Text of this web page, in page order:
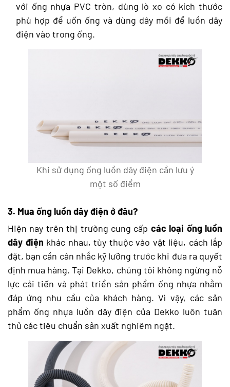
với ống nhựa PVC tròn, dùng lò xo có kích thước
phù hợp để uốn ống và dùng dây mồi để luồn dây
điện vào trong ống.
Khi sử dụng ống luồn dây điện cần lưu ý
một số điểm
3. Mua ống luồn dây điện ở đâu?
Hiện nay trên thị trường cung cấp các loại ống luồn
dây điện khác nhau, tùy thuộc vào vật liệu, cách lắp
đặt, bạn cần cân nhắc kỹ lưỡng trước khi đưa ra quyết
định mua hàng. Tại Dekko, chúng tôi không ngừng nỗ
lực cải tiến và phát triển sản phẩm ống nhựa nhằm
đáp ứng nhu cầu của khách hàng. Vì vậy, các sản
phẩm ống nhựa luồn dây điện của Dekko luôn tuân
thủ các tiêu chuẩn sản xuất nghiêm ngặt.